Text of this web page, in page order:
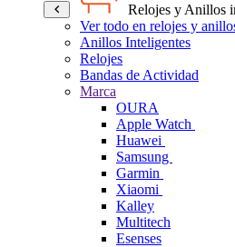
Relojes y Anillos
Ver todo en relojes y
Anillos Inteligentes
Relojes
Bandas de Actividad
Marca
OURA
Apple Watch
Huawei
Samsung
Garmin
Xiaomi
Kalley
Multitech
Esenses